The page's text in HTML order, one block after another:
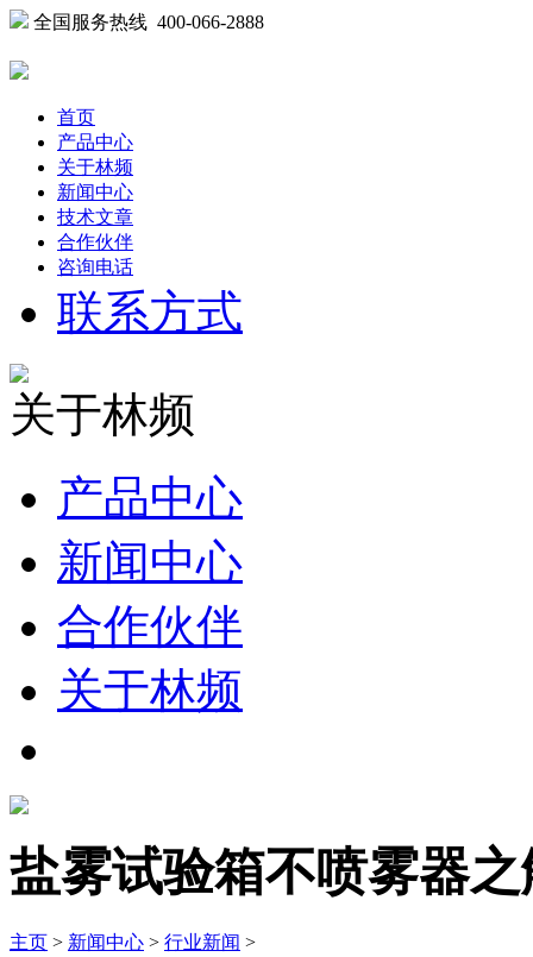
全国服务热线 400-066-2888
首页
产品中心
关于林频
新闻中心
技术文章
合作伙伴
咨询电话
联系方式
关于林频
产品中心
新闻中心
合作伙伴
关于林频
盐雾试验箱不喷雾器
主页 > 新闻中心 > 行业新闻 >